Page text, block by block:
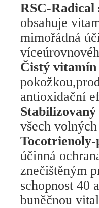
RSC-Radical
obsahuje
mimořádná
Čistý vitamín
antioxidační
všech
účinná
znečištěným
schopnost 40
buněčnou